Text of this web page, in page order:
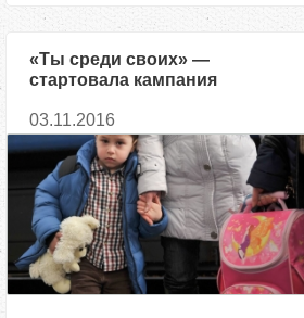
«Ты среди своих» —
стартовала кампания
переселенцев
03.11.2016